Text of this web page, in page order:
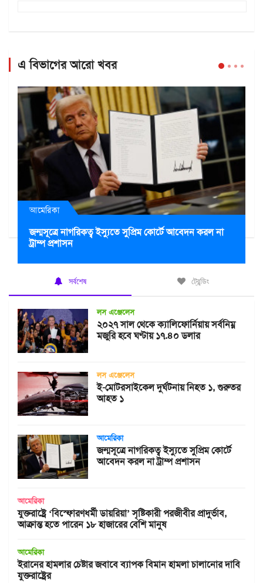
এ বিভাগের আরো খবর
আমেরিকা
জন্মসূত্রে নাগরিকত্ব ইস্যুতে সুপ্রিম কোর্টে আবেদন করল না
ট্রাম্প প্রশাসন
সর্বশেষ ট্রেন্ডিং
লস এঞ্জেলেস
২০২৭ সাল থেকে ক্যালিফোর্নিয়ায় সর্বনিম্ন
মজুরি হবে ঘণ্টায় ১৭.৪০ ডলার
লস এঞ্জেলেস
ই-মোটরসাইকেল দুর্ঘটনায় নিহত ১, গুরুতর
আহত ১
আমেরিকা
জন্মসূত্রে নাগরিকত্ব ইস্যুতে সুপ্রিম কোর্টে
আবেদন করল না ট্রাম্প প্রশাসন
আমেরিকা
যুক্তরাষ্ট্রে ‘বিস্ফোরণধর্মী ডায়রিয়া’ সৃষ্টিকারী পরজীবীর প্রাদুর্ভাব,
আক্রান্ত হতে পারেন ১৮ হাজারের বেশি মানুষ
আমেরিকা
ইরানের হামলার চেষ্টার জবাবে ব্যাপক বিমান হামলা চালানোর দাবি
যুক্তরাষ্ট্রের